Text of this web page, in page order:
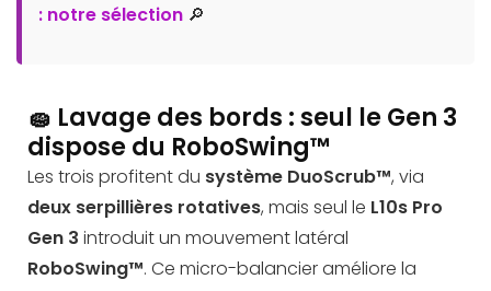
: notre sélection 🔎
🧽 Lavage des bords : seul le Gen 3
dispose du RoboSwing™
Les trois profitent du système DuoScrub™, via
deux serpillières rotatives, mais seul le L10s Pro
Gen 3 introduit un mouvement latéral
RoboSwing™. Ce micro-balancier améliore la